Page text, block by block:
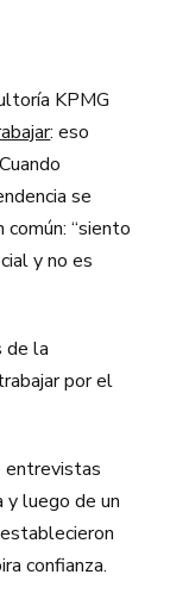
KPMG
: eso
se
“siento
y no es
de la
por el
entrevistas
y luego de un
confianza.